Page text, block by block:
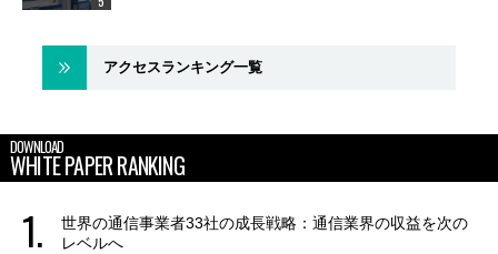
アクセスランキング一覧
DOWNLOAD
WHITE PAPER RANKING
世界の通信事業者33社の成長戦略：通信業界の収益を次の
レベルへ